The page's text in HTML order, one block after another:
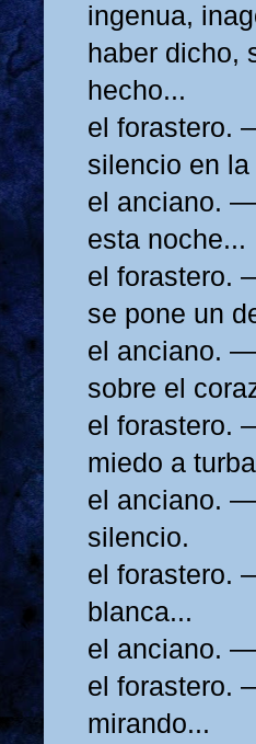
ingenua,
haber dicho,
hecho...
el forastero.
silencio en
el anciano.
esta noche...
el forastero.
se pone un
el anciano.
sobre el
el forastero.
miedo a
el anciano.
silencio.
el forastero.
blanca...
el anciano.
el forastero.
mirando...